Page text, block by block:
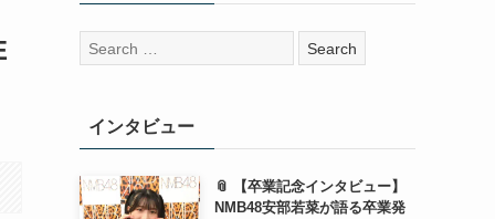
検
索:
インタビュー
📎 【卒業記念インタビュー】
NMB48安部若菜が語る卒業発